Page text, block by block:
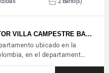
VILLA CAMPESTRE BA…
ubicado en la
en el departament…